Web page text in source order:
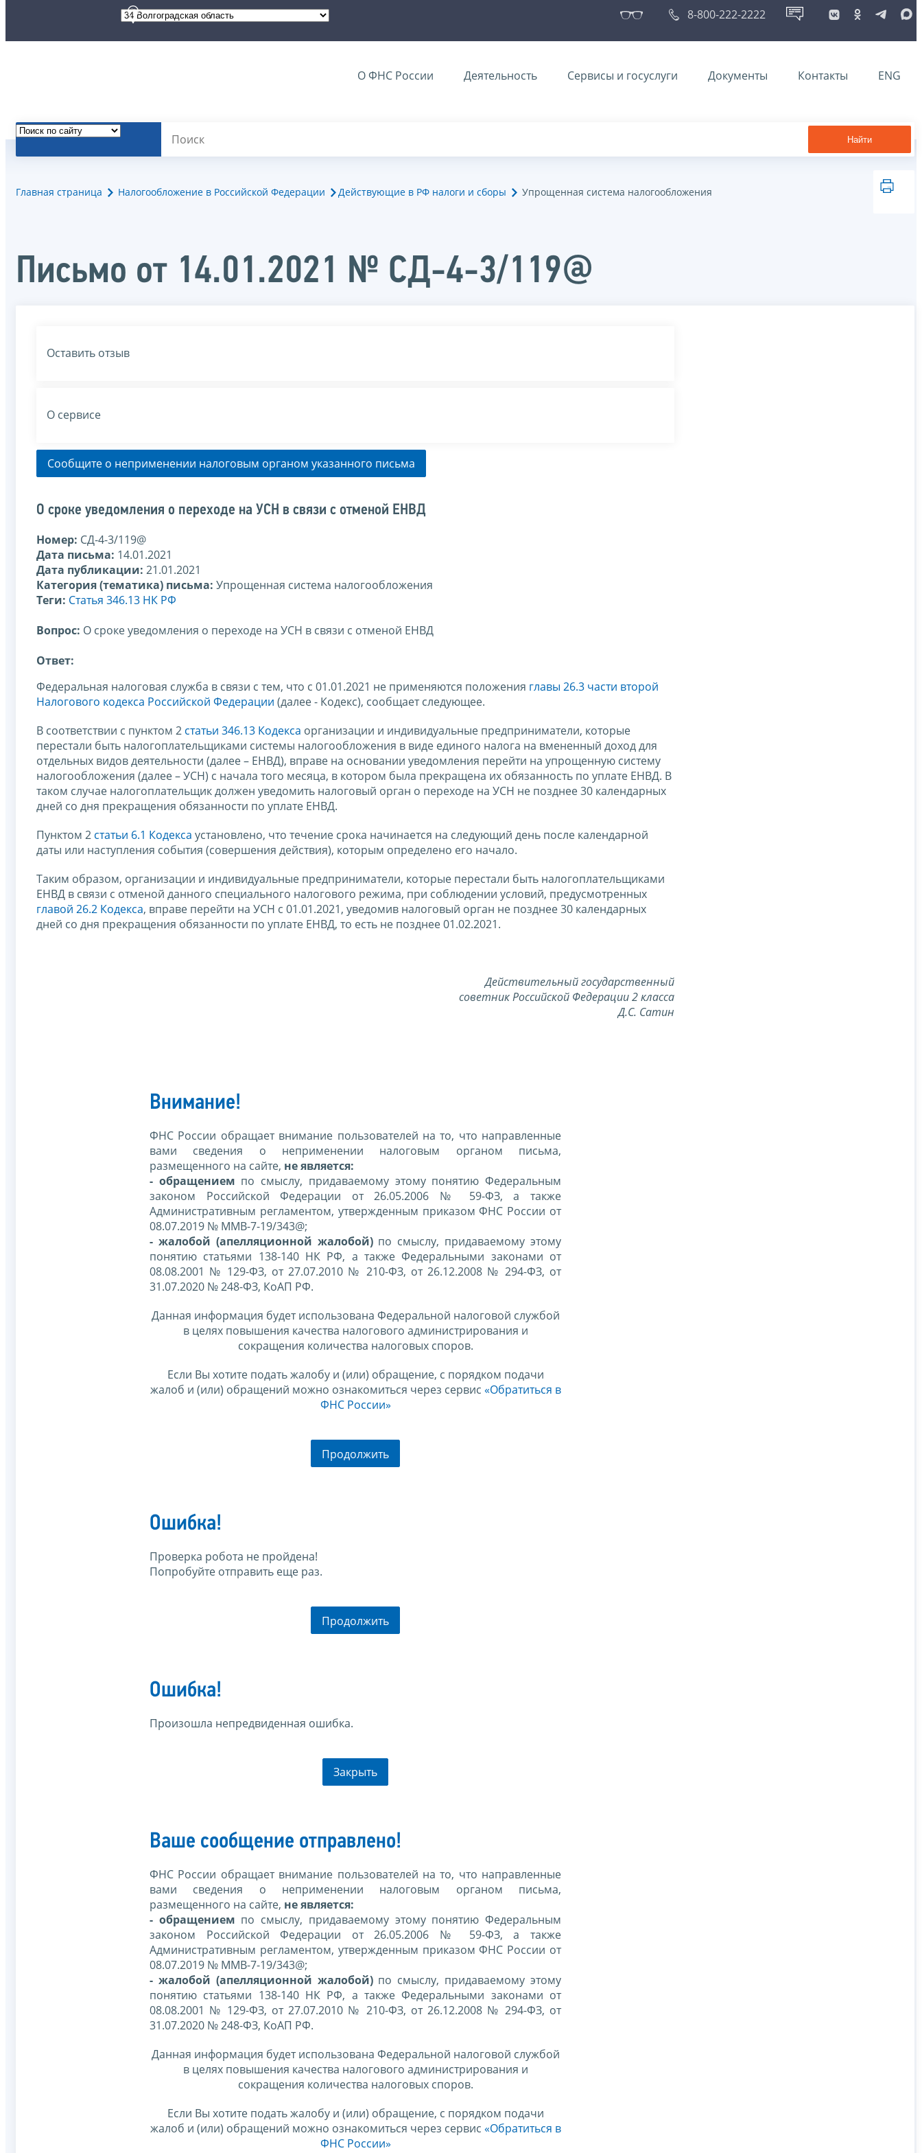
8-800-222-2222
О ФНС России Деятельность Сервисы и госуслуги Документы Контакты ENG
Найти
Главная страница Налогообложение в Российской Федерации Действующие в РФ налоги и сборы Упрощенная система налогообложения
Письмо от 14.01.2021 № СД-4-3/119@
Оставить отзыв
О сервисе
Сообщите о неприменении налоговым органом указанного письма
О сроке уведомления о переходе на УСН в связи с отменой ЕНВД
Номер: СД-4-3/119@
Дата письма: 14.01.2021
Дата публикации: 21.01.2021
Категория (тематика) письма: Упрощенная система налогообложения
Теги: Статья 346.13 НК РФ
Вопрос: О сроке уведомления о переходе на УСН в связи с отменой ЕНВД
Ответ:
Федеральная налоговая служба в связи с тем, что с 01.01.2021 не применяются положения главы 26.3 части второй
Налогового кодекса Российской Федерации (далее - Кодекс), сообщает следующее.
В соответствии с пунктом 2 статьи 346.13 Кодекса организации и индивидуальные предприниматели, которые
перестали быть налогоплательщиками системы налогообложения в виде единого налога на вмененный доход для
отдельных видов деятельности (далее – ЕНВД), вправе на основании уведомления перейти на упрощенную систему
налогообложения (далее – УСН) с начала того месяца, в котором была прекращена их обязанность по уплате ЕНВД. В
таком случае налогоплательщик должен уведомить налоговый орган о переходе на УСН не позднее 30 календарных
дней со дня прекращения обязанности по уплате ЕНВД.
Пунктом 2 статьи 6.1 Кодекса установлено, что течение срока начинается на следующий день после календарной
даты или наступления события (совершения действия), которым определено его начало.
Таким образом, организации и индивидуальные предприниматели, которые перестали быть налогоплательщиками
ЕНВД в связи с отменой данного специального налогового режима, при соблюдении условий, предусмотренных
главой 26.2 Кодекса, вправе перейти на УСН с 01.01.2021, уведомив налоговый орган не позднее 30 календарных
дней со дня прекращения обязанности по уплате ЕНВД, то есть не позднее 01.02.2021.
Действительный государственный
советник Российской Федерации 2 класса
Д.С. Сатин
Внимание!
ФНС России обращает внимание пользователей на то, что направленные
вами сведения о неприменении налоговым органом письма,
размещенного на сайте, не является:
- обращением по смыслу, придаваемому этому понятию Федеральным
законом Российской Федерации от 26.05.2006 № 59-ФЗ, а также
Административным регламентом, утвержденным приказом ФНС России от
08.07.2019 № ММВ-7-19/343@;
- жалобой (апелляционной жалобой)по смыслу, придаваемому этому
понятию статьями 138-140 НК РФ, а также Федеральными законами от
08.08.2001 № 129-ФЗ, от 27.07.2010 № 210-ФЗ, от 26.12.2008 № 294-ФЗ, от
31.07.2020 № 248-ФЗ, КоАП РФ.
Данная информация будет использована Федеральной налоговой службой
в целях повышения качества налогового администрирования и
сокращения количества налоговых споров.
Если Вы хотите подать жалобу и (или) обращение, с порядком подачи
жалоб и (или) обращений можно ознакомиться через сервис «Обратиться в
ФНС России»
Продолжить
Ошибка!
Проверка робота не пройдена!
Попробуйте отправить еще раз.
Продолжить
Ошибка!
Произошла непредвиденная ошибка.
Закрыть
Ваше сообщение отправлено!
ФНС России обращает внимание пользователей на то, что направленные
вами сведения о неприменении налоговым органом письма,
размещенного на сайте, не является:
- обращением по смыслу, придаваемому этому понятию Федеральным
законом Российской Федерации от 26.05.2006 № 59-ФЗ, а также
Административным регламентом, утвержденным приказом ФНС России от
08.07.2019 № ММВ-7-19/343@;
- жалобой (апелляционной жалобой)по смыслу, придаваемому этому
понятию статьями 138-140 НК РФ, а также Федеральными законами от
08.08.2001 № 129-ФЗ, от 27.07.2010 № 210-ФЗ, от 26.12.2008 № 294-ФЗ, от
31.07.2020 № 248-ФЗ, КоАП РФ.
Данная информация будет использована Федеральной налоговой службой
в целях повышения качества налогового администрирования и
сокращения количества налоговых споров.
Если Вы хотите подать жалобу и (или) обращение, с порядком подачи
жалоб и (или) обращений можно ознакомиться через сервис «Обратиться в
ФНС России»